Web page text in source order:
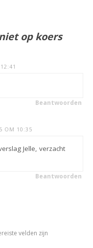
niet op koers
Beantwoorden
OM 10:35
Jelle, verzacht
Beantwoorden
velden zijn